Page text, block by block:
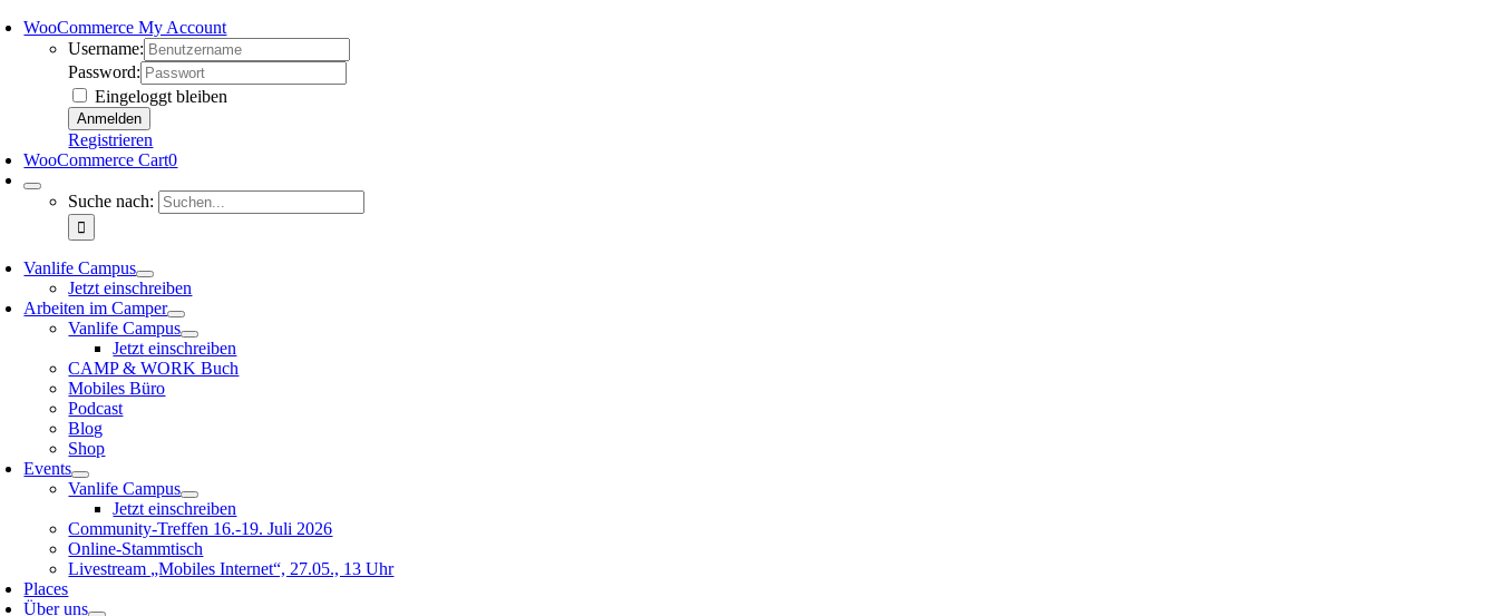
WooCommerce My Account
Username:
Password:
Eingeloggt bleiben
Registrieren
WooCommerce Cart0
Suche nach:
Vanlife Campus
Jetzt einschreiben
Arbeiten im Camper
Vanlife Campus
Jetzt einschreiben
CAMP & WORK Buch
Mobiles Büro
Podcast
Blog
Shop
Events
Vanlife Campus
Jetzt einschreiben
Community-Treffen 16.-19. Juli 2026
Online-Stammtisch
Livestream „Mobiles Internet“, 27.05., 13 Uhr
Places
Über uns